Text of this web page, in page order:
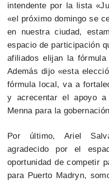
intendente por la lista
«el próximo domingo se
en nuestra ciudad,
espacio de participación
afiliados elijan la
Además dijo «esta
fórmula local, va a
y acrecentar el apoyo
Menna para la
Por último, Ariel
agradecido por el
oportunidad de competir
para Puerto Madryn,